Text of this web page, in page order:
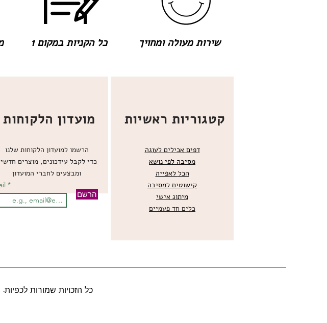
כל הקניות במקום 1 שירות מעולה ומחויך
מועדון הלקוחות
הרשמו למועדון הלקוחות שלנו
כדי לקבל עידכונים, מוצרים
ומבצעים לחברי המועדון
קטגוריות ראשיות
דפים אכילים לעוגה
מסיבה לפי נושא
הכל לאפייה
קישוטים למסיבה
מיתוג אישי
כלים חד פעמיים
הרשם
© כל הזכויות שמורות לכפיות-